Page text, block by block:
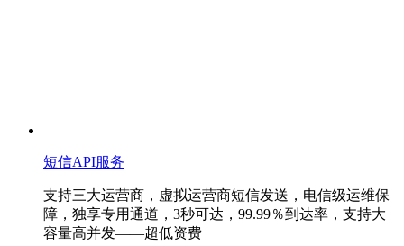
短信API服务
支持三大运营商，虚拟运营商短信发送，电信级运维保
障，独享专用通道，3秒可达，99.99％到达率，支持大
容量高并发——超低资费